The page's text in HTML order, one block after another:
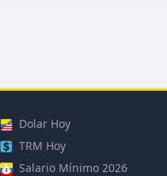
Dolar Hoy
TRM Hoy
Salario Mínimo 2026